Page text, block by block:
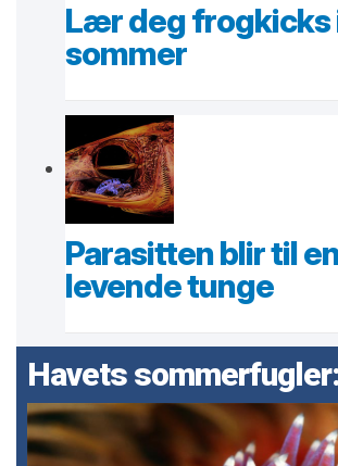
Lær deg frogkicks
sommer
Parasitten blir til
levende tunge
Havets sommerfugler: